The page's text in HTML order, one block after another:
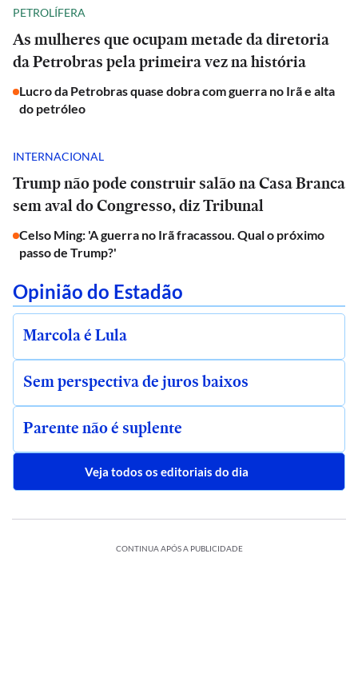
PETROLÍFERA
As mulheres que ocupam metade da diretoria
da Petrobras pela primeira vez na história
Lucro da Petrobras quase dobra com guerra no Irã e alta
do petróleo
INTERNACIONAL
Trump não pode construir salão na Casa Branca
sem aval do Congresso, diz Tribunal
Celso Ming: 'A guerra no Irã fracassou. Qual o próximo
passo de Trump?'
Opinião do Estadão
Marcola é Lula
Sem perspectiva de juros baixos
Parente não é suplente
Veja todos os editoriais do dia
CONTINUA APÓS A PUBLICIDADE